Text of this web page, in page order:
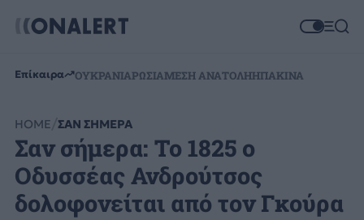
Επίκαιρα ΟΥΚΡΑΝΙΑΡΩΣΙΑΜΕΣΗ ΑΝΑΤΟΛΗΗΠΑΚΙΝΑ
HOME ΣΑΝ ΣΗΜΕΡΑ
Σαν σήμερα: Το 1825 ο
Οδυσσέας Ανδρούτσος
δολοφονείται από τον Γκούρα